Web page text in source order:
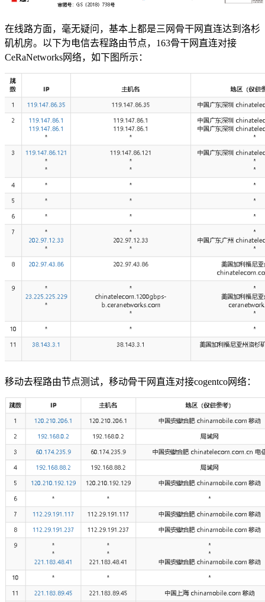
在线路方面，毫无疑问，基本上都是三网骨干网直连达到洛杉
矶机房。以下为电信去程路由节点，163骨干网直连对接
CeRaNetworks网络，如下图所示：
移动去程路由节点测试，移动骨干网直连对接cogentco网络：